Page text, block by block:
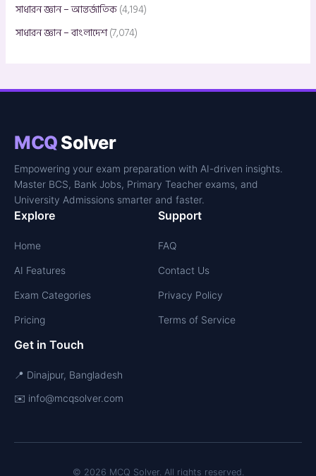
সাধারন জ্ঞান – আন্তর্জাতিক(4,194)
সাধারন জ্ঞান – বাংলাদেশ(7,074)
MCQSolver
Empowering your exam preparation with AI-driven insights.
Master BCS, Bank Jobs, Primary Teacher exams, and
University Admissions smarter and faster.
Explore
Home
AI Features
Exam Categories
Pricing
Support
FAQ
Contact Us
Privacy Policy
Terms of Service
Get in Touch
📍 Dinajpur, Bangladesh
✉️ info@mcqsolver.com
© 2026 MCQ Solver. All rights reserved.